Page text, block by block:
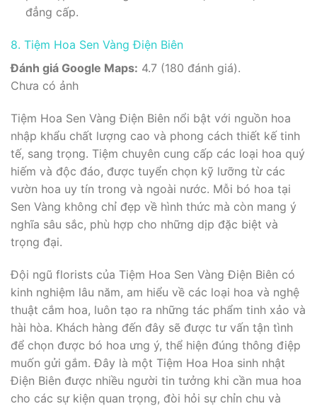
đẳng cấp.
8. Tiệm Hoa Sen Vàng Điện Biên
Đánh giá Google Maps: 4.7 (180 đánh giá).
Chưa có ảnh
Tiệm Hoa Sen Vàng Điện Biên nổi bật với nguồn hoa
nhập khẩu chất lượng cao và phong cách thiết kế tinh
tế, sang trọng. Tiệm chuyên cung cấp các loại hoa quý
hiếm và độc đáo, được tuyển chọn kỹ lưỡng từ các
vườn hoa uy tín trong và ngoài nước. Mỗi bó hoa tại
Sen Vàng không chỉ đẹp về hình thức mà còn mang ý
nghĩa sâu sắc, phù hợp cho những dịp đặc biệt và
trọng đại.
Đội ngũ florists của Tiệm Hoa Sen Vàng Điện Biên có
kinh nghiệm lâu năm, am hiểu về các loại hoa và nghệ
thuật cắm hoa, luôn tạo ra những tác phẩm tinh xảo và
hài hòa. Khách hàng đến đây sẽ được tư vấn tận tình
để chọn được bó hoa ưng ý, thể hiện đúng thông điệp
muốn gửi gắm. Đây là một Tiệm Hoa Hoa sinh nhật
Điện Biên được nhiều người tin tưởng khi cần mua hoa
cho các sự kiện quan trọng, đòi hỏi sự chỉn chu và